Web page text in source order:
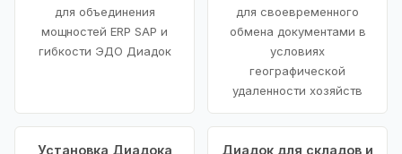
для объединения
мощностей ERP SAP и
гибкости ЭДО Диадок
для своевременного
обмена документами в
условиях
географической
удаленности хозяйств
Установка Диадока
Диадок для складов и